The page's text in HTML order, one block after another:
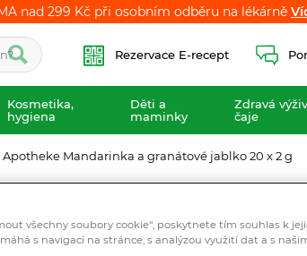
nad 299 Kč při osobním odběru na lékárně
nad 299 Kč při osobním odběru na lékárně
Rezervace E-recept
Kosmetika,
hygiena
Děti a
maminky
Zdravá
čaje
Apotheke Mandarinka a granátové jablko 20 x 2 g
Apotheke
x 2 g
všechny soubory cookie“, poskytnete tím souhlas k
s navigací na stránce, s analýzou využití dat a s